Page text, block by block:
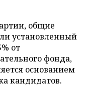
общие
установленный
от
фонда,
основанием
кандидатов.